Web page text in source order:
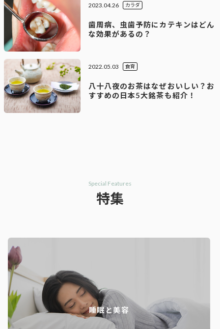
2023.04.26
歯周病、虫歯予防にカテキンはどん
な効果があるの？
カラダ
2022.05.03
八十八夜のお茶はなぜおいしい？お
すすめの日本5大銘茶も紹介！
食育
Special Features
特集
睡眠と美容